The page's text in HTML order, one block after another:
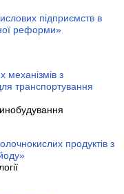
підприємств в
реформи»
механізмів з
транспортування
продуктів з